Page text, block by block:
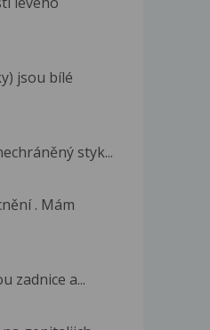
jsou bílé
styk...
. Mám
zadnice a...